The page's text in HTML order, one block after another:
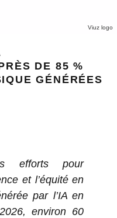
Viuz logo
DE 85 %
GÉNÉRÉES
efforts pour
et l’équité en
par l’IA en
environ 60